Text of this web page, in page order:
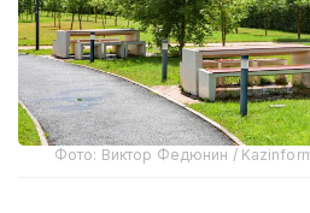
Фото: Виктор Федюнин /